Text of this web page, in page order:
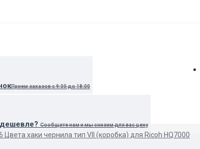
Прием заказов с 9:00 до 18:00
Сообщите нам и мы снизим для вас цену
Цвета хаки чернила тип VII (коробка) для Ricoh HQ7000